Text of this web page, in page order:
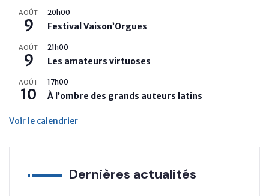
AOÛT
9
20h00
Festival Vaison’Orgues
AOÛT
9
21h00
Les amateurs virtuoses
AOÛT
10
17h00
À l’ombre des grands auteurs latins
Voir le calendrier
Dernières actualités